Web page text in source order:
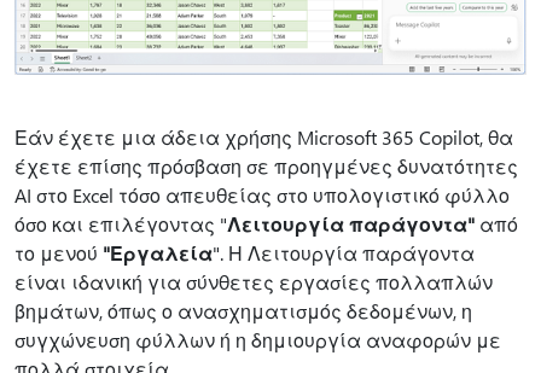
Εάν έχετε μια άδεια χρήσης Microsoft 365 Copilot, θα
έχετε επίσης πρόσβαση σε προηγμένες δυνατότητες
AI στο Excel τόσο απευθείας στο υπολογιστικό φύλλο
όσο και επιλέγοντας "Λειτουργία παράγοντα" από
το μενού "Εργαλεία". Η Λειτουργία παράγοντα
είναι ιδανική για σύνθετες εργασίες πολλαπλών
βημάτων, όπως ο ανασχηματισμός δεδομένων, η
συγχώνευση φύλλων ή η δημιουργία αναφορών με